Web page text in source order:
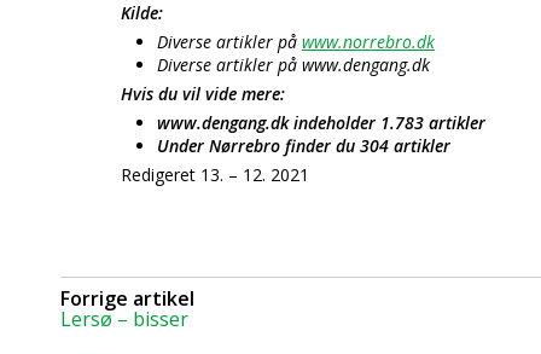
Kilde:
Diverse artikler på www.norrebro.dk
Diverse artikler på www.dengang.dk
Hvis du vil vide mere:
www.dengang.dk indeholder 1.783 artikler
Under Nørrebro finder du 304 artikler
Redigeret 13. – 12. 2021
Forrige artikel
Lersø – bisser